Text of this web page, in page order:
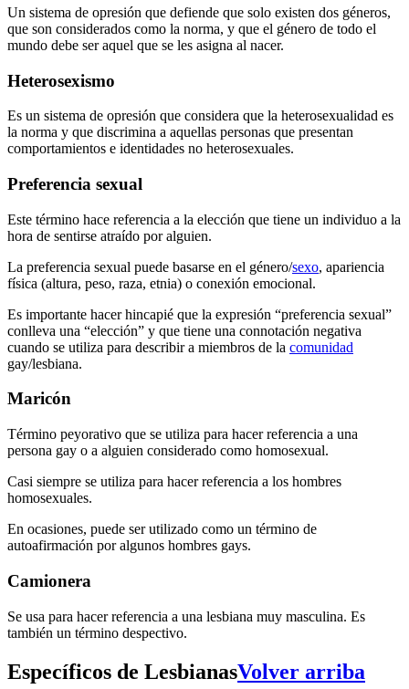
Un sistema de opresión que defiende que solo existen dos géneros,
que son considerados como la norma, y que el género de todo el
mundo debe ser aquel que se les asigna al nacer.
Heterosexismo
Es un sistema de opresión que considera que la heterosexualidad es
la norma y que discrimina a aquellas personas que presentan
comportamientos e identidades no heterosexuales.
Preferencia sexual
Este término hace referencia a la elección que tiene un individuo a la
hora de sentirse atraído por alguien.
La preferencia sexual puede basarse en el género/sexo, apariencia
física (altura, peso, raza, etnia) o conexión emocional.
Es importante hacer hincapié que la expresión “preferencia sexual”
conlleva una “elección” y que tiene una connotación negativa
cuando se utiliza para describir a miembros de la comunidad
gay/lesbiana.
Maricón
Término peyorativo que se utiliza para hacer referencia a una
persona gay o a alguien considerado como homosexual.
Casi siempre se utiliza para hacer referencia a los hombres
homosexuales.
En ocasiones, puede ser utilizado como un término de
autoafirmación por algunos hombres gays.
Camionera
Se usa para hacer referencia a una lesbiana muy masculina. Es
también un término despectivo.
Específicos de LesbianasVolver arriba